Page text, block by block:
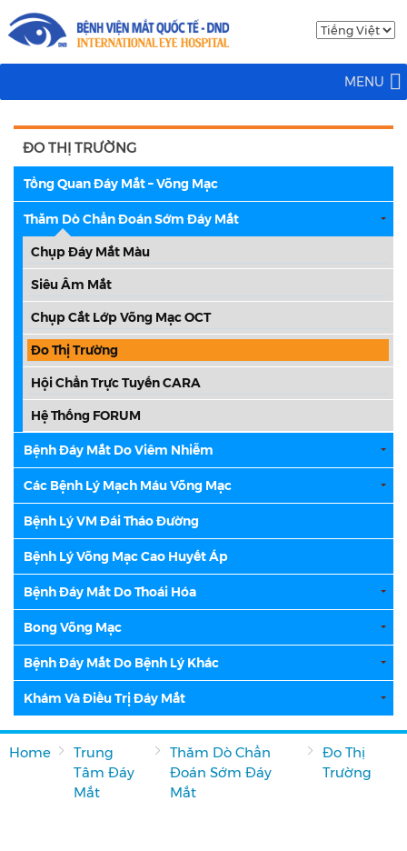
MENU
ĐO THỊ TRƯỜNG
Tổng Quan Đáy Mắt – Võng Mạc
Thăm Dò Chẩn Đoán Sớm Đáy Mắt
Chụp Đáy Mắt Màu
Siêu Âm Mắt
Chụp Cắt Lớp Võng Mạc OCT
Đo Thị Trường
Hội Chẩn Trực Tuyến CARA
Hệ Thống FORUM
Bệnh Đáy Mắt Do Viêm Nhiễm
Các Bệnh Lý Mạch Máu Võng Mạc
Bệnh Lý VM Đái Tháo Đường
Bệnh Lý Võng Mạc Cao Huyết Áp
Bệnh Đáy Mắt Do Thoái Hóa
Bong Võng Mạc
Bệnh Đáy Mắt Do Bệnh Lý Khác
Khám Và Điều Trị Đáy Mắt
Home
Trung
Tâm Đáy
Mắt
Thăm Dò Chẩn
Đoán Sớm Đáy
Mắt
Đo Thị
Trường